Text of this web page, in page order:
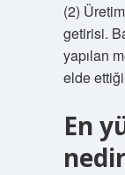
(2)
getirisi.
yapılan
elde
En